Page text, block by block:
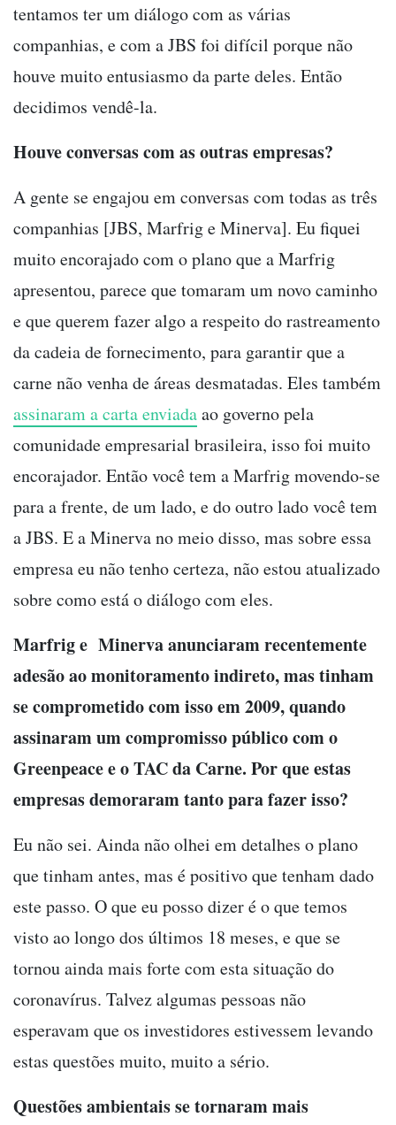
tentamos ter um diálogo com as várias
companhias, e com a JBS foi difícil porque não
houve muito entusiasmo da parte deles. Então
decidimos vendê-la.
Houve conversas com as outras empresas?
A gente se engajou em conversas com todas as três
companhias [JBS, Marfrig e Minerva]. Eu fiquei
muito encorajado com o plano que a Marfrig
apresentou, parece que tomaram um novo caminho
e que querem fazer algo a respeito do rastreamento
da cadeia de fornecimento, para garantir que a
carne não venha de áreas desmatadas. Eles também
assinaram a carta enviadaao governo pela
comunidade empresarial brasileira, isso foi muito
encorajador. Então você tem a Marfrig movendo-se
para a frente, de um lado, e do outro lado você tem
a JBS. E a Minerva no meio disso, mas sobre essa
empresa eu não tenho certeza, não estou atualizado
sobre como está o diálogo com eles.
Marfrig e Minerva anunciaram recentemente
adesão ao monitoramento indireto, mas tinham
se comprometido com isso em 2009, quando
assinaram um compromisso público com o
Greenpeace e o TAC da Carne. Por que estas
empresas demoraram tanto para fazer isso?
Eu não sei. Ainda não olhei em detalhes o plano
que tinham antes, mas é positivo que tenham dado
este passo. O que eu posso dizer é o que temos
visto ao longo dos últimos 18 meses, e que se
tornou ainda mais forte com esta situação do
coronavírus. Talvez algumas pessoas não
esperavam que os investidores estivessem levando
estas questões muito, muito a sério.
Questões ambientais se tornaram mais